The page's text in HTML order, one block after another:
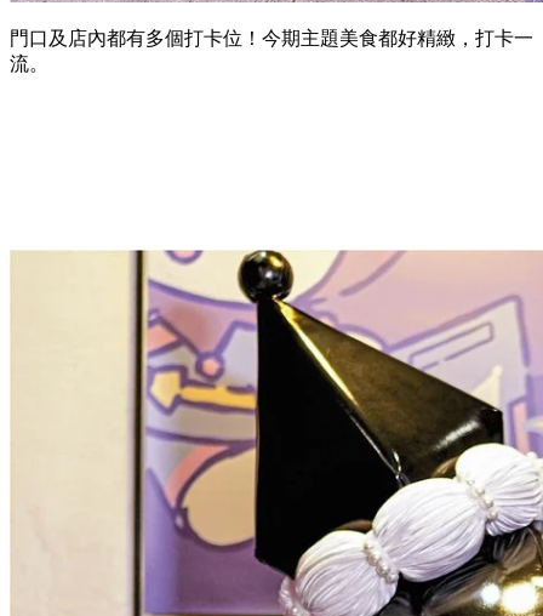
門口及店內都有多個打卡位！今期主題美食都好精緻，打卡一
流。